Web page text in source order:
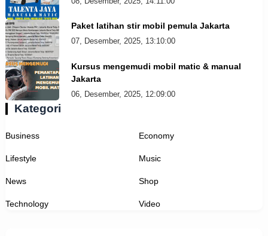
Paket latihan stir mobil pemula Jakarta
07, Desember, 2025, 13:10:00
Kursus mengemudi mobil matic & manual
Jakarta
06, Desember, 2025, 12:09:00
Kategori
Business Economy
Lifestyle Music
News Shop
Technology Video